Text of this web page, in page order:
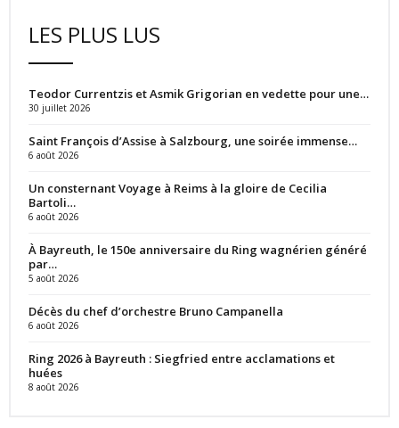
LES PLUS LUS
Teodor Currentzis et Asmik Grigorian en vedette pour une…
30 juillet 2026
Saint François d’Assise à Salzbourg, une soirée immense…
6 août 2026
Un consternant Voyage à Reims à la gloire de Cecilia
Bartoli…
6 août 2026
À Bayreuth, le 150e anniversaire du Ring wagnérien généré
par…
5 août 2026
Décès du chef d’orchestre Bruno Campanella
6 août 2026
Ring 2026 à Bayreuth : Siegfried entre acclamations et
huées
8 août 2026